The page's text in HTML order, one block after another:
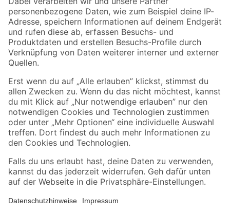
Zahlungsarten Versandarten
Sicher einkaufen
Jetzt die toom-App herunterladen
Alle Preisangaben in EUR inkl. gesetzl. MwSt.. Die dargestellten Angebote sind unter
Umständen nicht in allen Märkten verfügbar. Die angegebenen Verfügbarkeiten beziehen
Produkte nur solange der Vorrat reicht.
*Paketversand ab 59 € versandkostenfrei, gilt nicht für Artikel mit Speditionsversand, hier